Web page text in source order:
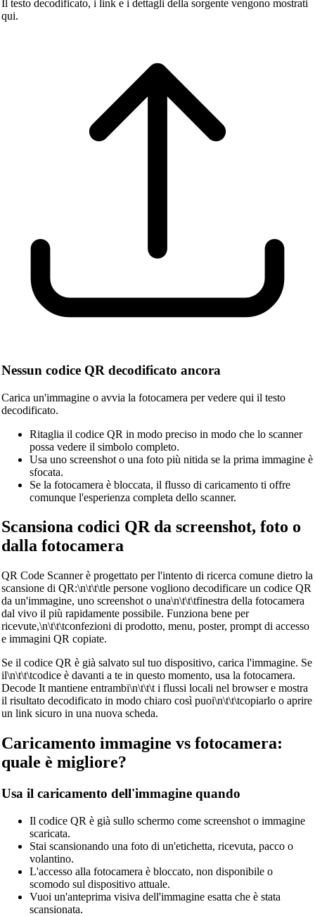
Il testo decodificato, i link e i dettagli della sorgente vengono mostrati
qui.
Nessun codice QR decodificato ancora
Carica un'immagine o avvia la fotocamera per vedere qui il testo
decodificato.
Ritaglia il codice QR in modo preciso in modo che lo scanner
possa vedere il simbolo completo.
Usa uno screenshot o una foto più nitida se la prima immagine è
sfocata.
Se la fotocamera è bloccata, il flusso di caricamento ti offre
comunque l'esperienza completa dello scanner.
Scansiona codici QR da screenshot, foto o
dalla fotocamera
QR Code Scanner è progettato per l'intento di ricerca comune dietro la
scansione di QR:\n\t\t\tle persone vogliono decodificare un codice QR
da un'immagine, uno screenshot o una\n\t\t\tfinestra della fotocamera
dal vivo il più rapidamente possibile. Funziona bene per
ricevute,\n\t\t\tconfezioni di prodotto, menu, poster, prompt di accesso
e immagini QR copiate.
Se il codice QR è già salvato sul tuo dispositivo, carica l'immagine. Se
il\n\t\t\tcodice è davanti a te in questo momento, usa la fotocamera.
Decode It mantiene entrambi\n\t\t\t i flussi locali nel browser e mostra
il risultato decodificato in modo chiaro così puoi\n\t\t\tcopiarlo o aprire
un link sicuro in una nuova scheda.
Caricamento immagine vs fotocamera:
quale è migliore?
Usa il caricamento dell'immagine quando
Il codice QR è già sullo schermo come screenshot o immagine
scaricata.
Stai scansionando una foto di un'etichetta, ricevuta, pacco o
volantino.
L'accesso alla fotocamera è bloccato, non disponibile o
scomodo sul dispositivo attuale.
Vuoi un'anteprima visiva dell'immagine esatta che è stata
scansionata.